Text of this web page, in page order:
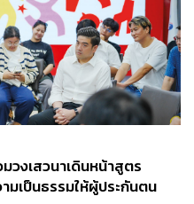
วงเสวนาเดินหน้าสูตร
มเป็นธรรมให้ผู้ประกันตน